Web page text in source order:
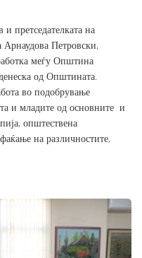
претседателката на
Арнаудова Петровски,
меѓу Општина
од Општината.
во подобрување
и младите од основните и
општествена
на различностите,